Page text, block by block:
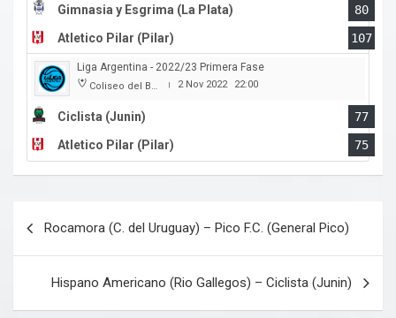
Gimnasia y Esgrima (La Plata)
80
Atletico Pilar (Pilar)
107
Liga Argentina - 2022/23 Primera Fase
Coliseo del Boulevard | 2 Nov 2022 22:00
Ciclista (Junin)
77
Atletico Pilar (Pilar)
75
entradas
Rocamora (C. del Uruguay) – Pico F.C. (General Pico)
Hispano Americano (Rio Gallegos) – Ciclista (Junin)